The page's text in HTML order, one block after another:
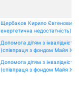
Щербаков Кирило Євгенович
енергетична недостатність)
Допомога дітям з інвалідністю
(співпраця з фондом Майя
Допомога дітям з інвалідністю
(співпраця з фондом Майя